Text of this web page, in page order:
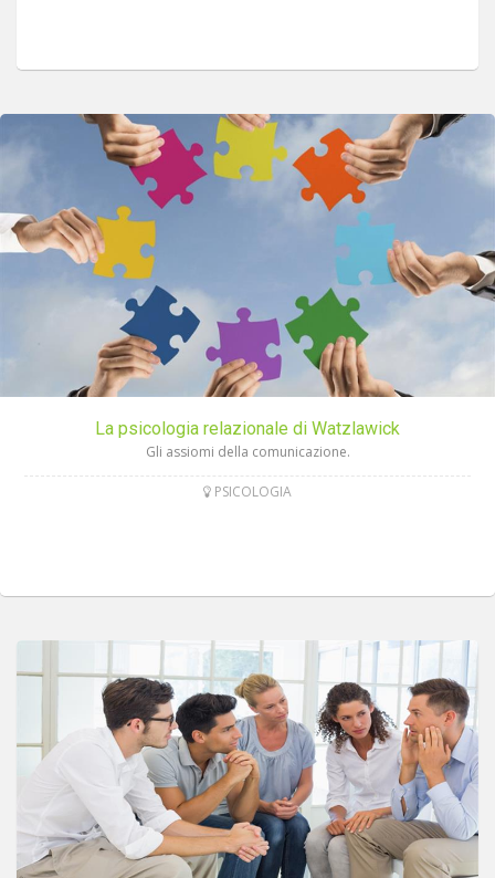
La psicologia relazionale di Watzlawick
Gli assiomi della comunicazione.
PSICOLOGIA